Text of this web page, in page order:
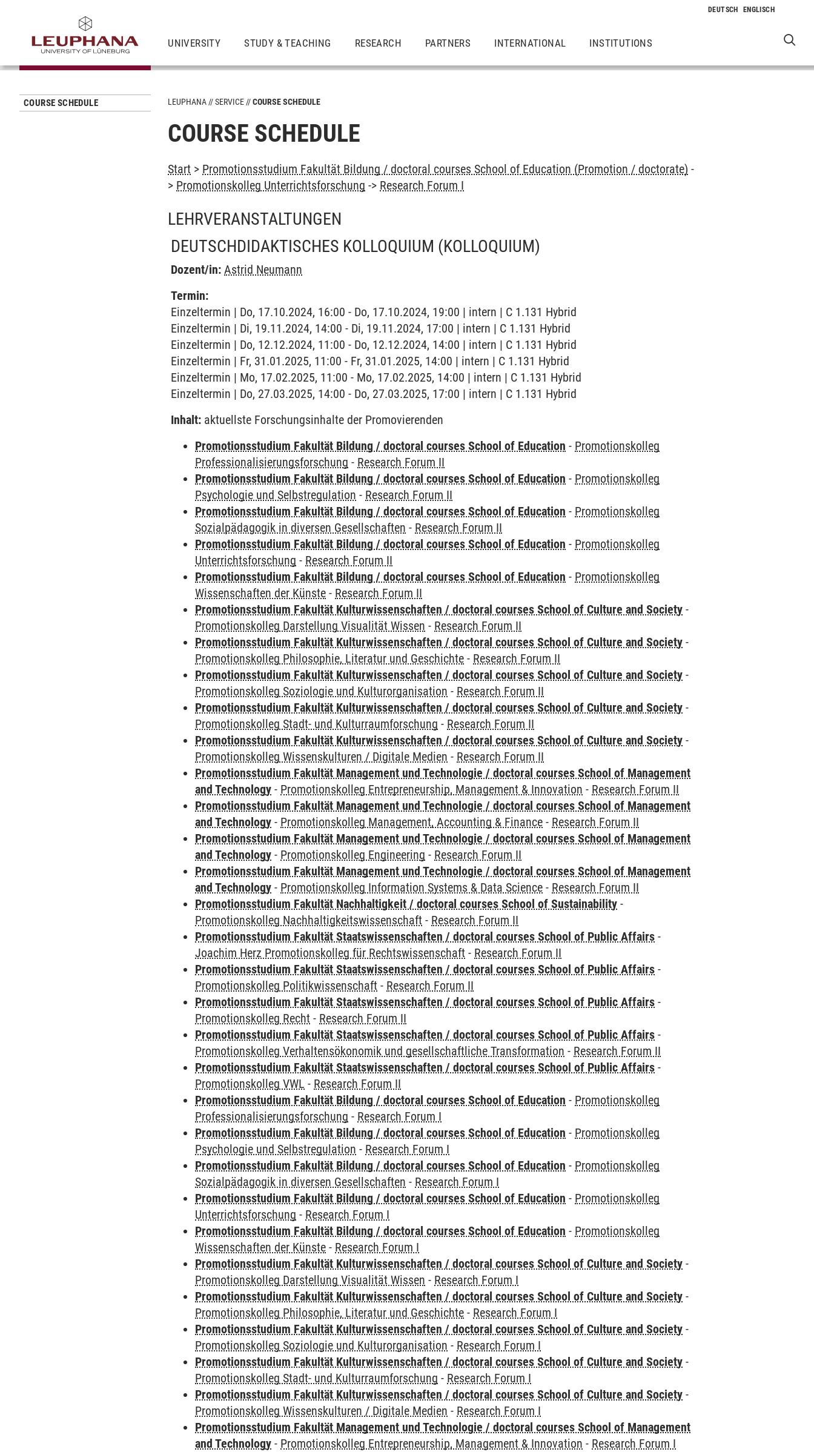
UNIVERSITY STUDY & TEACHING RESEARCH PARTNERS INTERNATIONAL INSTITUTIONS
COURSE SCHEDULE LEUPHANA SERVICE COURSE SCHEDULE
COURSE SCHEDULE
Start > Promotionsstudium Fakultät Bildung / doctoral courses School of Education (Promotion / doctorate) -
> Promotionskolleg Unterrichtsforschung -> Research Forum I
LEHRVERANSTALTUNGEN
DEUTSCHDIDAKTISCHES KOLLOQUIUM (KOLLOQUIUM)
Dozent/in: Astrid Neumann
Termin:
Einzeltermin | Do, 17.10.2024, 16:00 - Do, 17.10.2024, 19:00 | intern | C 1.131 Hybrid
Einzeltermin | Di, 19.11.2024, 14:00 - Di, 19.11.2024, 17:00 | intern | C 1.131 Hybrid
Einzeltermin | Do, 12.12.2024, 11:00 - Do, 12.12.2024, 14:00 | intern | C 1.131 Hybrid
Einzeltermin | Fr, 31.01.2025, 11:00 - Fr, 31.01.2025, 14:00 | intern | C 1.131 Hybrid
Einzeltermin | Mo, 17.02.2025, 11:00 - Mo, 17.02.2025, 14:00 | intern | C 1.131 Hybrid
Einzeltermin | Do, 27.03.2025, 14:00 - Do, 27.03.2025, 17:00 | intern | C 1.131 Hybrid
Inhalt: aktuellste Forschungsinhalte der Promovierenden
Promotionsstudium Fakultät Bildung / doctoral courses School of Education - Promotionskolleg
Professionalisierungsforschung - Research Forum II
Promotionsstudium Fakultät Bildung / doctoral courses School of Education - Promotionskolleg
Psychologie und Selbstregulation - Research Forum II
Promotionsstudium Fakultät Bildung / doctoral courses School of Education - Promotionskolleg
Sozialpädagogik in diversen Gesellschaften - Research Forum II
Promotionsstudium Fakultät Bildung / doctoral courses School of Education - Promotionskolleg
Unterrichtsforschung - Research Forum II
Promotionsstudium Fakultät Bildung / doctoral courses School of Education - Promotionskolleg
Wissenschaften der Künste - Research Forum II
Promotionsstudium Fakultät Kulturwissenschaften / doctoral courses School of Culture and Society -
Promotionskolleg Darstellung Visualität Wissen - Research Forum II
Promotionsstudium Fakultät Kulturwissenschaften / doctoral courses School of Culture and Society -
Promotionskolleg Philosophie, Literatur und Geschichte - Research Forum II
Promotionsstudium Fakultät Kulturwissenschaften / doctoral courses School of Culture and Society -
Promotionskolleg Soziologie und Kulturorganisation - Research Forum II
Promotionsstudium Fakultät Kulturwissenschaften / doctoral courses School of Culture and Society -
Promotionskolleg Stadt- und Kulturraumforschung - Research Forum II
Promotionsstudium Fakultät Kulturwissenschaften / doctoral courses School of Culture and Society -
Promotionskolleg Wissenskulturen / Digitale Medien - Research Forum II
Promotionsstudium Fakultät Management und Technologie / doctoral courses School of Management
and Technology - Promotionskolleg Entrepreneurship, Management & Innovation - Research Forum II
Promotionsstudium Fakultät Management und Technologie / doctoral courses School of Management
and Technology - Promotionskolleg Management, Accounting & Finance - Research Forum II
Promotionsstudium Fakultät Management und Technologie / doctoral courses School of Management
and Technology - Promotionskolleg Engineering - Research Forum II
Promotionsstudium Fakultät Management und Technologie / doctoral courses School of Management
and Technology - Promotionskolleg Information Systems & Data Science - Research Forum II
Promotionsstudium Fakultät Nachhaltigkeit / doctoral courses School of Sustainability -
Promotionskolleg Nachhaltigkeitswissenschaft - Research Forum II
Promotionsstudium Fakultät Staatswissenschaften / doctoral courses School of Public Affairs -
Joachim Herz Promotionskolleg für Rechtswissenschaft - Research Forum II
Promotionsstudium Fakultät Staatswissenschaften / doctoral courses School of Public Affairs -
Promotionskolleg Politikwissenschaft - Research Forum II
Promotionsstudium Fakultät Staatswissenschaften / doctoral courses School of Public Affairs -
Promotionskolleg Recht - Research Forum II
Promotionsstudium Fakultät Staatswissenschaften / doctoral courses School of Public Affairs -
Promotionskolleg Verhaltensökonomik und gesellschaftliche Transformation - Research Forum II
Promotionsstudium Fakultät Staatswissenschaften / doctoral courses School of Public Affairs -
Promotionskolleg VWL - Research Forum II
Promotionsstudium Fakultät Bildung / doctoral courses School of Education - Promotionskolleg
Professionalisierungsforschung - Research Forum I
Promotionsstudium Fakultät Bildung / doctoral courses School of Education - Promotionskolleg
Psychologie und Selbstregulation - Research Forum I
Promotionsstudium Fakultät Bildung / doctoral courses School of Education - Promotionskolleg
Sozialpädagogik in diversen Gesellschaften - Research Forum I
Promotionsstudium Fakultät Bildung / doctoral courses School of Education - Promotionskolleg
Unterrichtsforschung - Research Forum I
Promotionsstudium Fakultät Bildung / doctoral courses School of Education - Promotionskolleg
Wissenschaften der Künste - Research Forum I
Promotionsstudium Fakultät Kulturwissenschaften / doctoral courses School of Culture and Society -
Promotionskolleg Darstellung Visualität Wissen - Research Forum I
Promotionsstudium Fakultät Kulturwissenschaften / doctoral courses School of Culture and Society -
Promotionskolleg Philosophie, Literatur und Geschichte - Research Forum I
Promotionsstudium Fakultät Kulturwissenschaften / doctoral courses School of Culture and Society -
Promotionskolleg Soziologie und Kulturorganisation - Research Forum I
Promotionsstudium Fakultät Kulturwissenschaften / doctoral courses School of Culture and Society -
Promotionskolleg Stadt- und Kulturraumforschung - Research Forum I
Promotionsstudium Fakultät Kulturwissenschaften / doctoral courses School of Culture and Society -
Promotionskolleg Wissenskulturen / Digitale Medien - Research Forum I
Promotionsstudium Fakultät Management und Technologie / doctoral courses School of Management
and Technology - Promotionskolleg Entrepreneurship, Management & Innovation - Research Forum I